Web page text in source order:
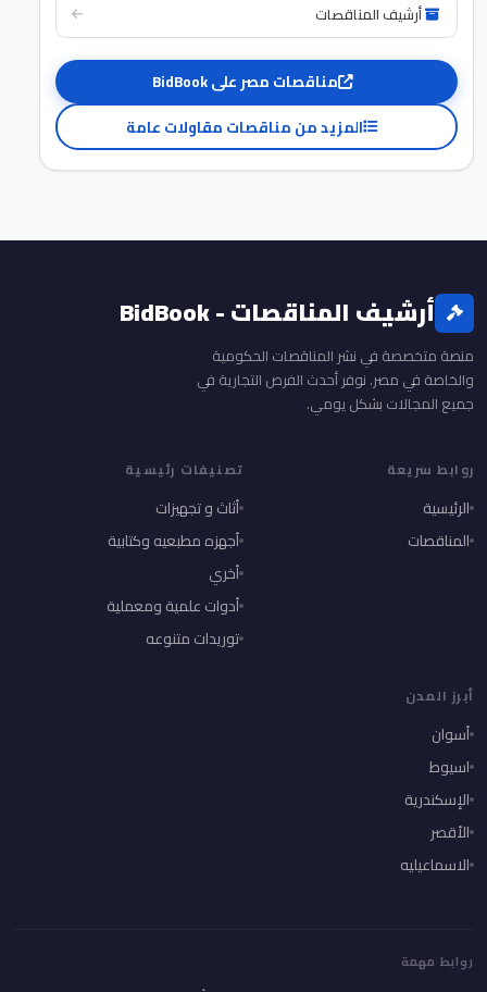
أرشيف المناقصات
مناقصات مصر على BidBook
المزيد من مناقصات مقاولات عامة
أرشيف المناقصات - BidBook
منصة متخصصة في نشر المناقصات الحكومية
والخاصة في مصر. نوفر أحدث الفرص التجارية في
جميع المجالات بشكل يومي.
روابط سريعة
الرئيسية
المناقصات
تصنيفات رئيسية
أثاث و تجهيزات
أجهزه مطبعيه وكتابية
أخري
أدوات علمية ومعملية
توريدات متنوعه
أبرز المدن
أسوان
اسيوط
الإسكندرية
الأقصر
الاسماعيليه
روابط مهمة